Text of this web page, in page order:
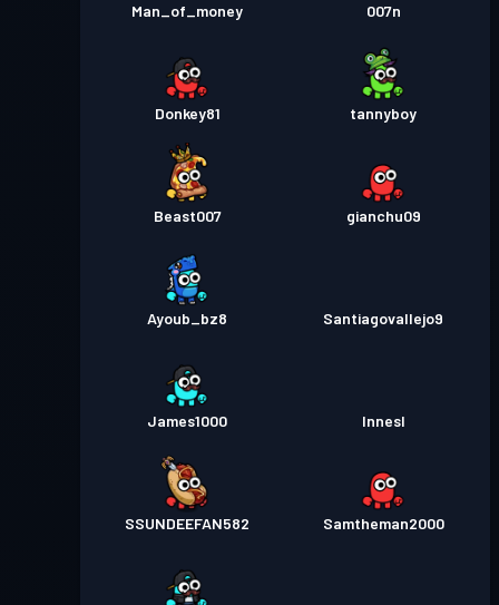
Man_of_money 007n
Donkey81 tannyboy
Beast007 gianchu09
Ayoub_bz8 Santiagovallejo9
James1000 InnesI
SSUNDEEFAN582 Samtheman2000